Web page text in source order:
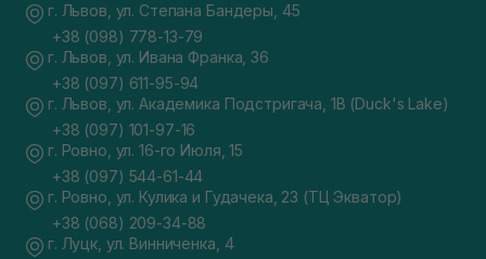
г. Львов, ул. Степана Бандеры, 45
+38 (098) 778-13-79
г. Львов, ул. Ивана Франка, 36
+38 (097) 611-95-94
г. Львов, ул. Академика Подстригача, 1В (Duck's Lake)
+38 (097) 101-97-16
г. Ровно, ул. 16-го Июля, 15
+38 (097) 544-61-44
г. Ровно, ул. Кулика и Гудачека, 23 (ТЦ Экватор)
+38 (068) 209-34-88
г. Луцк, ул. Винниченка, 4